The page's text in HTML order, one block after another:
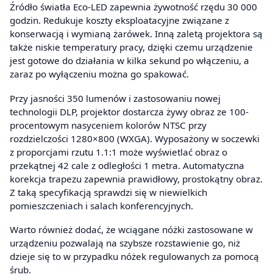
Źródło światła Eco-LED zapewnia żywotność rzędu 30 000
godzin. Redukuje koszty eksploatacyjne związane z
konserwacją i wymianą żarówek. Inną zaletą projektora są
także niskie temperatury pracy, dzięki czemu urządzenie
jest gotowe do działania w kilka sekund po włączeniu, a
zaraz po wyłączeniu można go spakować.
Przy jasności 350 lumenów i zastosowaniu nowej
technologii DLP, projektor dostarcza żywy obraz ze 100-
procentowym nasyceniem kolorów NTSC przy
rozdzielczości 1280×800 (WXGA). Wyposażony w soczewki
z proporcjami rzutu 1.1:1 może wyświetlać obraz o
przekątnej 42 cale z odległości 1 metra. Automatyczna
korekcja trapezu zapewnia prawidłowy, prostokątny obraz.
Z taką specyfikacją sprawdzi się w niewielkich
pomieszczeniach i salach konferencyjnych.
Warto również dodać, że wciągane nóżki zastosowane w
urządzeniu pozwalają na szybsze rozstawienie go, niż
dzieje się to w przypadku nóżek regulowanych za pomocą
śrub.